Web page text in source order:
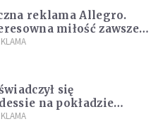
reklama Allegro.
miłość zawsze
się
na pokładzie
PLL LOT [WIDEO]